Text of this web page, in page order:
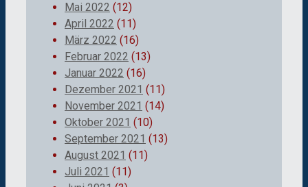
Mai 2022 (12)
April 2022 (11)
März 2022 (16)
Februar 2022 (13)
Januar 2022 (16)
Dezember 2021 (11)
November 2021 (14)
Oktober 2021 (10)
September 2021 (13)
August 2021 (11)
Juli 2021 (11)